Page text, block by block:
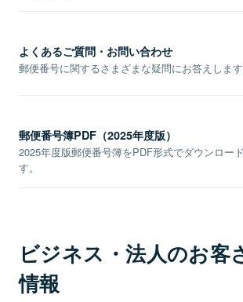
よくあるご質問・お問い合わせ
郵便番号に関するさまざまな疑問にお答えします
郵便番号簿PDF（2025年度版）
2025年度版郵便番号簿をPDF形式でダウンロー
す。
ビジネス・法人のお客
情報